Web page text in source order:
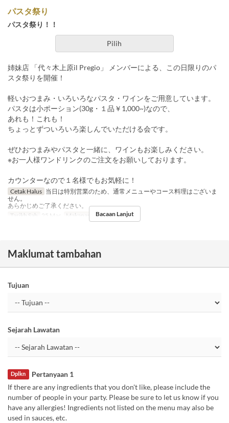
パスタ祭り
パスタ祭り！！
Pilih
姉妹店 「代々木上原il Pregio」 メンバーによる、この日限りのパ
スタ祭りを開催！
軽いおつまみ・いろいろなパスタ・ワインをご用意しています。
パスタは小ポーション(30g・１品￥1,000~)なので、
あれも！これも！
ちょっとずついろいろ楽しんでいただける会です。
ぜひおつまみやパスタと一緒に、ワインもお楽しみください。
※お一人様ワンドリンクのご注文をお願いしております。
カウンターなので１名様でもお気軽に！
Cetak Halus 当日は特別営業のため、通常メニューやコース料理はございま
せん。
あらかじめご了承ください。
Tarikh Sah
25 Mac Makanan Makan Malam
Bacaan Lanjut
Maklumat tambahan
Tujuan
Sejarah Lawatan
Pertanyaan 1
Dplkn
If there are any ingredients that you don't like, please include the
number of people in your party. Please be sure to let us know if you
have any allergies! Ingredients not listed on the menu may also be
used in sauces, etc.